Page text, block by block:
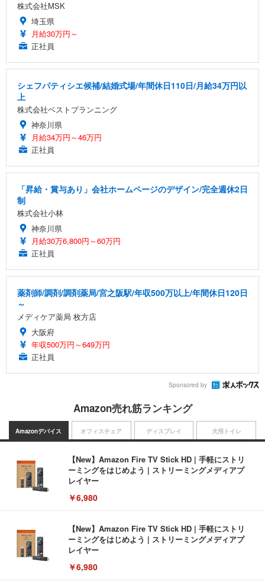
株式会社MSK
埼玉県
月給30万円～
正社員
シェフパティシエ候補/結婚式場/年間休日110日/月給34万円以
上
株式会社ベストプランニング
神奈川県
月給34万円～46万円
正社員
「昇給・賞与あり」会社ホームページのデザイン/完全週休2日
制
株式会社小林
神奈川県
月給30万6,800円～60万円
正社員
薬剤師/調剤/調剤薬局/宮之阪駅/年収500万以上/年間休日120日
～
メディケア薬局 枚方店
大阪府
年収500万円～649万円
正社員
Sponsored by
Amazon売れ筋ランキング
Amazonデバイス
【New】Amazon Fire TV Stick HD | 手軽にストリ
ーミングをはじめよう | ストリーミングメディアプ
レイヤー
￥6,980
【New】Amazon Fire TV Stick HD | 手軽にストリ
ーミングをはじめよう | ストリーミングメディアプ
レイヤー
￥6,980
オフィスチェア ディスプレイ 犬用トイレ